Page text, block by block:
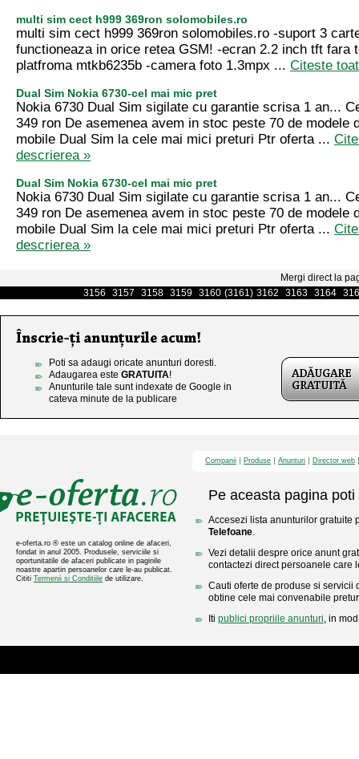
multi sim cect h999 369ron solomobiles.ro
multi sim cect h999 369ron solomobiles.ro -suport 3
functioneaza in orice retea GSM! -ecran 2.2 inch tft fara
platfroma mtkb6235b -camera foto 1.3mpx ... Citeste
Dual Sim Nokia 6730-cel mai mic pret
Nokia 6730 Dual Sim sigilate cu garantie scrisa 1 an...
349 ron De asemenea avem in stoc peste 70 de modele
mobile Dual Sim la cele mai mici preturi Ptr oferta ...
descrierea »
Dual Sim Nokia 6730-cel mai mic pret
Nokia 6730 Dual Sim sigilate cu garantie scrisa 1 an...
349 ron De asemenea avem in stoc peste 70 de modele
mobile Dual Sim la cele mai mici preturi Ptr oferta ...
descrierea »
Mergi direct la
3156
3157 3158 3159 3160 (3161) 3162 3163 3164
Poti sa adaugi oricate anunturi doresti.
Adaugarea este GRATUITA!
Anunturile tale sunt indexate de Google in
cateva minute de la publicare
e-oferta.ro ® este un catalog online de afaceri,
fondat in anul 2005. Produsele, serviciile si
oportunitatile de afaceri publicate in paginile
noastre apartin persoanelor care le-au publicat.
Cititi Termenii si Conditiile de utilizare.
Companii Produse Anunturi Director web
Pe aceasta pagina poti
Accesezi lista anunturilor gratuite
Telefoane.
Vezi detalii despre orice anunt
contactezi direct persoanele care
Cauti oferte de produse si servicii
obtine cele mai convenabile
Iti publici propriile anunturi, in